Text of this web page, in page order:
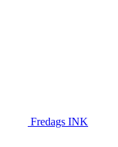
Fredags INK